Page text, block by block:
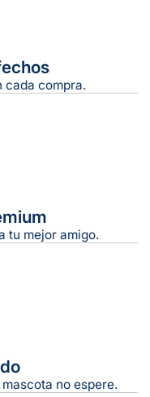
5 a 7 días hábiles
cada compra.
tu mejor amigo.
no espere.